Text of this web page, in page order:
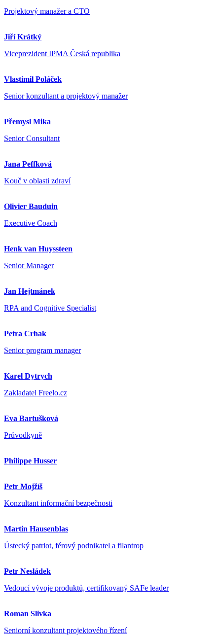
Projektový manažer a CTO
Jiří Krátký
Viceprezident IPMA Česká republika
Vlastimil Poláček
Senior konzultant a projektový manažer
Přemysl Mika
Senior Consultant
Jana Peffková
Kouč v oblasti zdraví
Olivier Bauduin
Executive Coach
Henk van Huyssteen
Senior Manager
Jan Hejtmánek
RPA and Cognitive Specialist
Petra Crhak
Senior program manager
Karel Dytrych
Zakladatel Freelo.cz
Eva Bartušková
Průvodkyně
Philippe Husser
Petr Mojžíš
Konzultant informační bezpečnosti
Martin Hausenblas
Ústecký patriot, férový podnikatel a filantrop
Petr Nesládek
Vedoucí vývoje produktů, certifikovaný SAFe leader
Roman Slivka
Seniorní konzultant projektového řízení